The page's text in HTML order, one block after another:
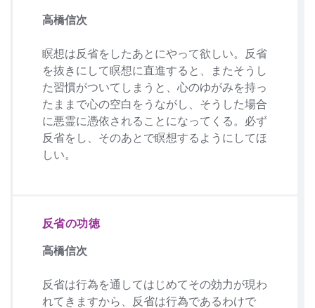
高橋信次
瞑想は反省をしたあとにやって欲しい。反省
を抜きにして瞑想に直進すると、またそうし
た習慣がついてしまうと、心のゆがみを持っ
たままで心の空白をうながし、そうした場合
に悪霊に憑依されることになってくる。必ず
反省をし、そのあとで瞑想するようにしてほ
しい。
反省の功徳
高橋信次
反省は行為を通してはじめてその効力が現わ
れてきますから、反省は行為であるわけで